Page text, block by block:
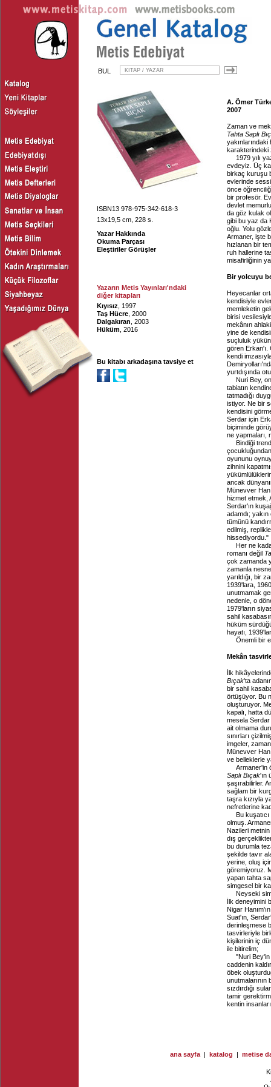
BUL
ISBN13 978-975-342-618-3
13x19,5 cm, 228 s.
Yazar Hakkında
Okuma Parçası
Eleştiriler Görüşler
Yazarın Metis Yayınları'ndaki
diğer kitapları
Kıyısız , 1997
Taş Hücre , 2000
Dalgakıran , 2003
Hüküm , 2016
Bu kitabı arkadaşına tavsiye et
A. Ömer
2007
Zaman ve
Tahta Saplı
karakterindeki
1979 yılı
evdeyiz. Üç
birkaç kuruşu
evlerinde
önce
bir profesör.
devlet
da göz kulak
gibi bu yaz da
oğlu. Yolu
Armaner, işte
hızlanan bir
ruh hallerine
misafirliğinin
Bir yolcuyu
Heyecanlar
kendisiyle
memleketin
birisi
mekânın
yine de
suçluluk
gören Erkan'ı.
kendi
yurtdışında
Nuri Bey,
tabiatın
tatmadığı
istiyor. Ne bir
kendisini
Serdar için
biçiminde
ne yapmaları,
Bindiği
oyununu
zihnini
ancak
Münevver
hizmet etmek,
Serdar'ın
adamdı;
tümünü
edilmiş,
hissediyordu."
Her ne
romanı değil
çok zamanda
zamanla
yarıldığı, bir
1939'lara,
unutmamak
nedenle, o
1979'ların
sahil
hüküm
hayatı,
Önemli bir
Mekân
İlk
Bıçak'ta
bir sahil
örtüşüyor. Bu
oluşturuyor.
kapalı, hatta
mesela Serdar
ait olmama
sınırları
imgeler,
Münevver
ve belleklerle
Armaner'in
Saplı Bıçak'ın
şaşırabilirler.
sağlam bir
taşra kızıyla
nefretlerine
Bu
olmuş.
Nazileri
dış
bu durumla
şekilde tavır
yerine, oluş
göremiyoruz.
yapan tahta
simgesel bir
Neyseki
İlk deneyimini
Nigar
Suat'ın,
derinleşmese
tasvirleriyle
kişilerinin iç
ile bitirelim;
"Nuri Bey'in
caddenin
öbek
unutmalarının
sızdırdığı
tamir
kentin
ana sayfa | katalog | metise